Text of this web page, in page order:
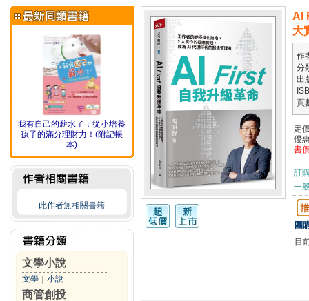
我有自己的薪水了：從小培養
孩子的滿分理財力！(附記帳
本)
此作者無相關書籍
文學小說
文學 小說
商管創投
AI
大
作
分
出
頁
定
優
書
訂
一
團
目